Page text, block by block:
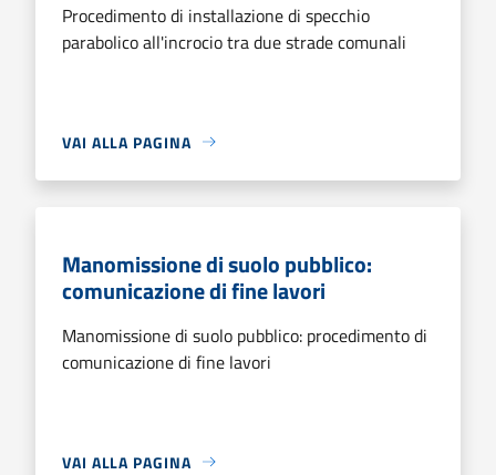
Procedimento di installazione di specchio
parabolico all'incrocio tra due strade comunali
VAI ALLA PAGINA
Manomissione di suolo pubblico:
comunicazione di fine lavori
Manomissione di suolo pubblico: procedimento di
comunicazione di fine lavori
VAI ALLA PAGINA